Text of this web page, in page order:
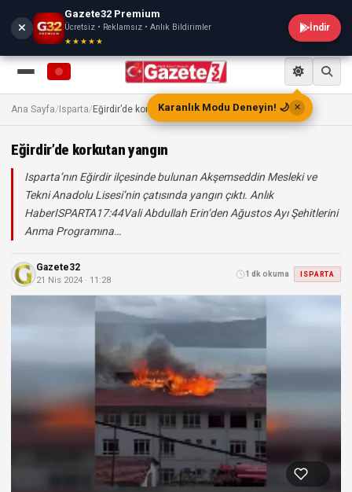
Gazete32 Premium
Ücretsiz • Reklamsız • Anlık Bildirimler
★★★★★
İndir
TV
Ana Sayfa/ Isparta/Eğirdir’de korkutan yangın
Eğirdir’de korkutan yangın
Isparta’nın Eğirdir ilçesinde bulunan Akşemseddin Mesleki ve
Tekni Anadolu Lisesi’nin çatısında yangın çıktı. Anlık
HaberISPARTA17:44Vali Abdullah Erin’den Ağustos Ayı Şehitlerini
Anma Programına…
Gazete32
21 Nis 2024 · 11:28
1 dk okuma ISPARTA
Karanlık Modu Deneyin! 🌙 ✕